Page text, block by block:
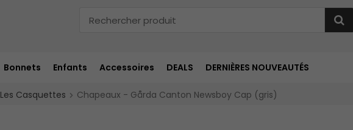
Bonnets Enfants Accessoires DEALS DERNIÈRES NOUVEAUTÉS
Les Casquettes Chapeaux - Gårda Canton Newsboy Cap (gris)